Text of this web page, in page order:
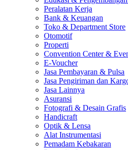
Peralatan Kerja
Bank & Keuangan
Toko & Department Store
Otomotif
Properti
Convention Center &
E-Voucher
Jasa Pembayaran & Pulsa
Jasa Pengiriman dan
Jasa Lainnya
Asuransi
Fotografi & Desain Grafis
Handicraft
Optik & Lensa
Alat Instrumentasi
Pemadam Kebakaran